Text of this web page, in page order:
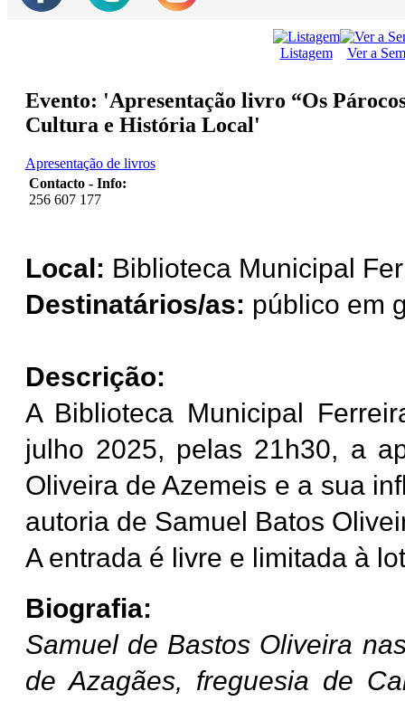
Listagem Ver a
Evento: 'Apresentação livro “Os
Cultura e História Local'
Apresentação de livros
Contacto - Info:
256 607 177
Local: Biblioteca Municipal
Destinatários/as: público em
Descrição:
A Biblioteca Municipal
julho 2025, pelas 21h30, a
Oliveira de Azemeis e a sua
autoria de Samuel Batos
A entrada é livre e limitada à
Biografia:
Samuel de Bastos Oliveira
de Azagães, freguesia de